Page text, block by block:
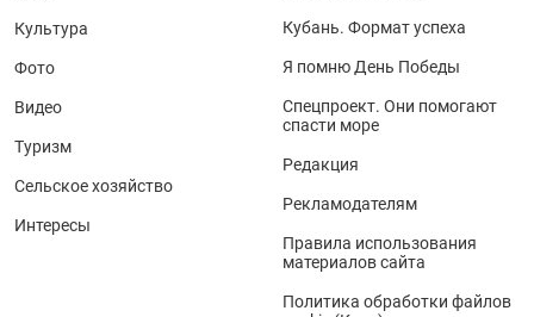
Культура
Фото
Видео
Туризм
Сельское хозяйство
Интересы
Кубань. Формат успеха
Я помню День Победы
Спецпроект. Они помогают
спасти море
Редакция
Рекламодателям
Правила использования
материалов сайта
Политика обработки файлов